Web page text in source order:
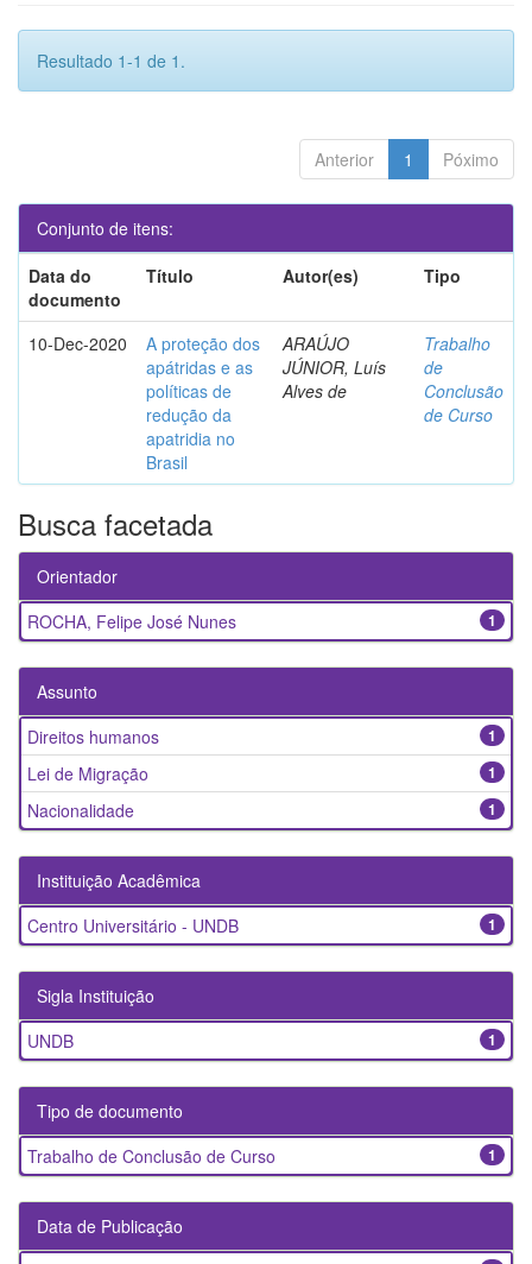
Resultado 1-1 de 1.
Anterior 1 Póximo
Conjunto de itens:
Data do
documento
Título Autor(es) Tipo
10-Dec-2020
A proteção dos
apátridas e as
políticas de
redução da
apatridia no
Brasil
ARAÚJO
JÚNIOR, Luís
Alves de
Trabalho
de
Conclusão
de Curso
Busca facetada
Orientador
1
ROCHA, Felipe José Nunes
Assunto
1
Direitos humanos
1
Lei de Migração
1
Nacionalidade
Instituição Acadêmica
1
Centro Universitário - UNDB
Sigla Instituição
1
UNDB
Tipo de documento
1
Trabalho de Conclusão de Curso
Data de Publicação